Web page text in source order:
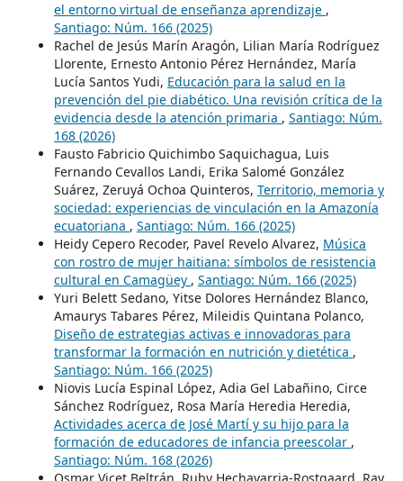
el entorno virtual de enseñanza aprendizaje ,
Santiago: Núm. 166 (2025)
Rachel de Jesús Marín Aragón, Lilian María Rodríguez
Llorente, Ernesto Antonio Pérez Hernández, María
Lucía Santos Yudi, Educación para la salud en la
prevención del pie diabético. Una revisión crítica de la
evidencia desde la atención primaria , Santiago: Núm.
168 (2026)
Fausto Fabricio Quichimbo Saquichagua, Luis
Fernando Cevallos Landi, Erika Salomé González
Suárez, Zeruyá Ochoa Quinteros, Territorio, memoria y
sociedad: experiencias de vinculación en la Amazonía
ecuatoriana , Santiago: Núm. 166 (2025)
Heidy Cepero Recoder, Pavel Revelo Alvarez, Música
con rostro de mujer haitiana: símbolos de resistencia
cultural en Camagüey , Santiago: Núm. 166 (2025)
Yuri Belett Sedano, Yitse Dolores Hernández Blanco,
Amaurys Tabares Pérez, Mileidis Quintana Polanco,
Diseño de estrategias activas e innovadoras para
transformar la formación en nutrición y dietética ,
Santiago: Núm. 166 (2025)
Niovis Lucía Espinal López, Adia Gel Labañino, Circe
Sánchez Rodríguez, Rosa María Heredia Heredia,
Actividades acerca de José Martí y su hijo para la
formación de educadores de infancia preescolar ,
Santiago: Núm. 168 (2026)